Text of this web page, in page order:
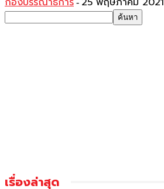
-
เรื่องล่าสุด